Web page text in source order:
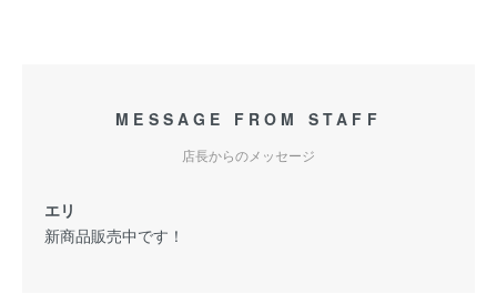
MESSAGE FROM STAFF
店長からのメッセージ
エリ
新商品販売中です！